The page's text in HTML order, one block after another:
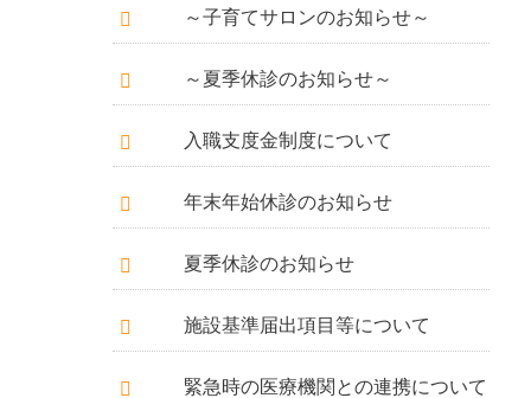
～子育てサロンのお知らせ～
～夏季休診のお知らせ～
入職支度金制度について
年末年始休診のお知らせ
夏季休診のお知らせ
施設基準届出項目等について
緊急時の医療機関との連携について